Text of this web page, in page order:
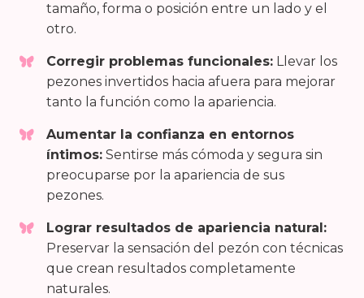
tamaño, forma o posición entre un lado y el
otro.
Corregir problemas funcionales: Llevar los
pezones invertidos hacia afuera para mejorar
tanto la función como la apariencia.
Aumentar la confianza en entornos
íntimos: Sentirse más cómoda y segura sin
preocuparse por la apariencia de sus
pezones.
Lograr resultados de apariencia natural:
Preservar la sensación del pezón con técnicas
que crean resultados completamente
naturales.